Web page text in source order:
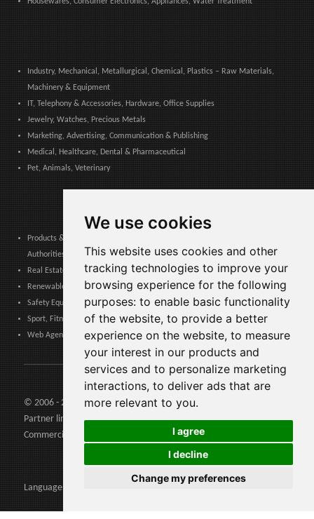
We use cookies
This website uses cookies and other
tracking technologies to improve your
browsing experience for the following
purposes: to enable basic functionality
of the website, to provide a better
experience on the website, to measure
your interest in our products and
services and to personalize marketing
interactions, to deliver ads that are
more relevant to you.
I agree
I decline
Change my preferences
Industry, Mechanical, Metallurgical, Chemical, Plastics – Raw Materials,
Machinery & Equipment
IT, Telephony & Accessories, Hardware, Office Supplies
Jewelry, Watches, Precious Metals
Marketing, Advertising, Communication & Publishing
Medical, Healthcare, Dental & Pharmaceutical
Pet, Animals, Veterinary
Products & Services for Communities, Public Administration & Local
Authorities
Real Estate, Finance, Legal, Accounting & Insurance
Renewable Energy, Photovoltaics, Environment, Air, HVAC & Heating
Safety Equipment, Work Uniforms, Cleaning, Packaging & Packing Materials
Sport, Fitness, Leisure – Products, Materials & Equipment
Web Agencies, Web Services, Software & Apps
© 2006 - 2026 Agents24 - VAT Number: IT03479460739
Partner links:
Agents24.com| QuiVenditori.com -Agenti di
Commercio
Languages: